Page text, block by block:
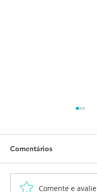
RELATÓRIO DE
Comentários
Comente e avalie